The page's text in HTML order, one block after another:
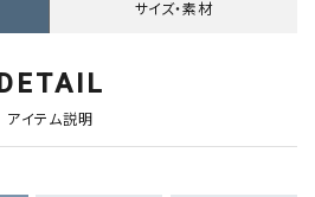
サイズ・素材
DETAIL
アイテム説明